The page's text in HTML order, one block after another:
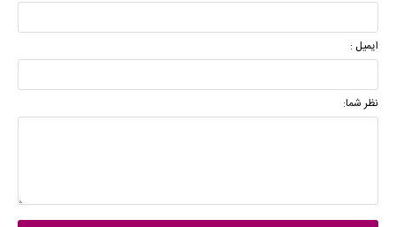
ایمیل :
نظر شما: